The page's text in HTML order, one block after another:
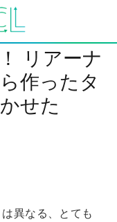
リアーナ
作ったタ
せた
異なる、とても